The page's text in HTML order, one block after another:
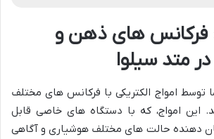
فرکانس های ذهن و
متد سیلوا
امواج الکتریکی با فرکانس های مختلف
این امواج، که با دستگاه های خاصی قابل
دهنده حالت های مختلف هوشیاری و آگاهی